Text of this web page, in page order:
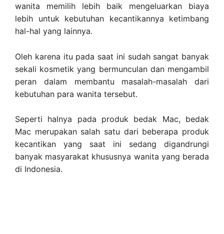
wanita memilih lebih baik mengeluarkan biaya
lebih untuk kebutuhan kecantikannya ketimbang
hal-hal yang lainnya.
Oleh karena itu pada saat ini sudah sangat banyak
sekali kosmetik yang bermunculan dan mengambil
peran dalam membantu masalah-masalah dari
kebutuhan para wanita tersebut.
Seperti halnya pada produk bedak Mac, bedak
Mac merupakan salah satu dari beberapa produk
kecantikan yang saat ini sedang digandrungi
banyak masyarakat khususnya wanita yang berada
di Indonesia.